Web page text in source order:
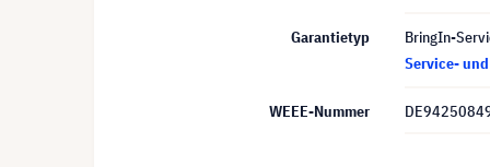
Garantietyp
BringIn-
Service-
WEEE-Nummer